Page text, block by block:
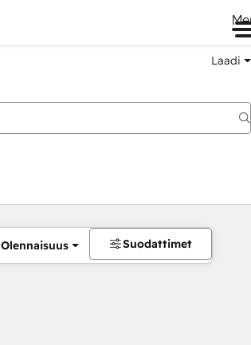
Laadi
Olennaisuus Suodattimet